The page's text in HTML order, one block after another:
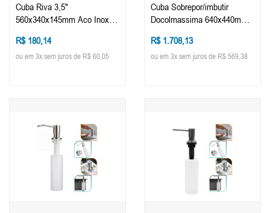
Cuba Riva 3,5"
560x340x145mm Aco Inox
R$ 180,14
ou em 3x sem juros de R$ 60,05
Cuba Sobrepor/imbutir
Docolmassima 640x440mm
(peça)
R$ 1.708,13
ou em 3x sem juros de R$ 569,38